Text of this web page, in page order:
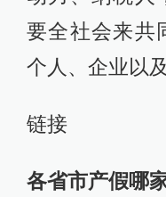
要全社会来共
个人、企业以
链接
各省市产假哪